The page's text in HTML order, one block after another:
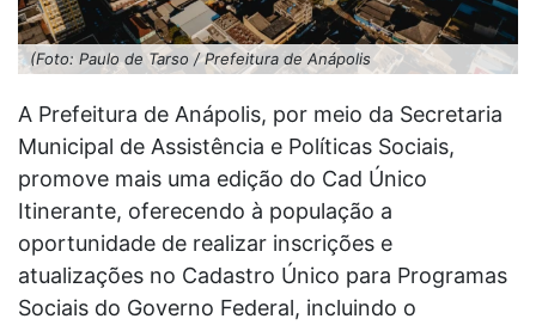
(Foto: Paulo de Tarso / Prefeitura de Anápolis
A Prefeitura de Anápolis, por meio da Secretaria
Municipal de Assistência e Políticas Sociais,
promove mais uma edição do Cad Único
Itinerante, oferecendo à população a
oportunidade de realizar inscrições e
atualizações no Cadastro Único para Programas
Sociais do Governo Federal, incluindo o